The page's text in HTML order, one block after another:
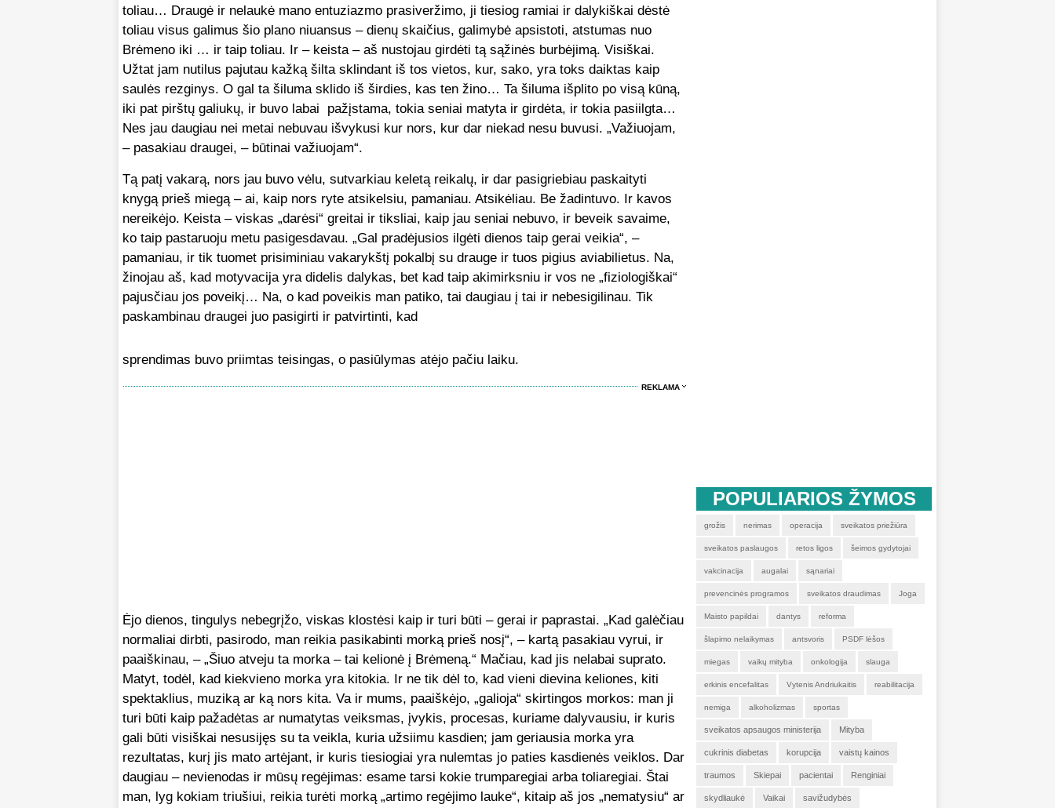
toliau… Draugė ir nelaukė mano entuziazmo prasiveržimo, ji tiesiog ramiai ir dalykiškai dėstė
toliau visus galimus šio plano niuansus – dienų skaičius, galimybė apsistoti, atstumas nuo
Brėmeno iki … ir taip toliau. Ir – keista – aš nustojau girdėti tą sąžinės burbėjimą. Visiškai.
Užtat jam nutilus pajutau kažką šilta sklindant iš tos vietos, kur, sako, yra toks daiktas kaip
saulės rezginys. O gal ta šiluma sklido iš širdies, kas ten žino… Ta šiluma išplito po visą kūną,
iki pat pirštų galiukų, ir buvo labai pažįstama, tokia seniai matyta ir girdėta, ir tokia pasiilgta…
Nes jau daugiau nei metai nebuvau išvykusi kur nors, kur dar niekad nesu buvusi. „Važiuojam,
– pasakiau draugei, – būtinai važiuojam“.
Tą patį vakarą, nors jau buvo vėlu, sutvarkiau keletą reikalų, ir dar pasigriebiau paskaityti
knygą prieš miegą – ai, kaip nors ryte atsikelsiu, pamaniau. Atsikėliau. Be žadintuvo. Ir kavos
nereikėjo. Keista – viskas „darėsi“ greitai ir tiksliai, kaip jau seniai nebuvo, ir beveik savaime,
ko taip pastaruoju metu pasigesdavau. „Gal pradėjusios ilgėti dienos taip gerai veikia“, –
pamaniau, ir tik tuomet prisiminiau vakarykštį pokalbį su drauge ir tuos pigius aviabilietus. Na,
žinojau aš, kad motyvacija yra didelis dalykas, bet kad taip akimirksniu ir vos ne „fiziologiškai“
pajusčiau jos poveikį… Na, o kad poveikis man patiko, tai daugiau į tai ir nebesigilinau. Tik
paskambinau draugei juo pasigirti ir patvirtinti, kad
sprendimas buvo priimtas teisingas, o pasiūlymas atėjo pačiu laiku.
REKLAMA
Ėjo dienos, tingulys nebegrįžo, viskas klostėsi kaip ir turi būti – gerai ir paprastai. „Kad galėčiau
normaliai dirbti, pasirodo, man reikia pasikabinti morką prieš nosį“, – kartą pasakiau vyrui, ir
paaiškinau, – „Šiuo atveju ta morka – tai kelionė į Brėmeną.“ Mačiau, kad jis nelabai suprato.
Matyt, todėl, kad kiekvieno morka yra kitokia. Ir ne tik dėl to, kad vieni dievina keliones, kiti
spektaklius, muziką ar ką nors kita. Va ir mums, paaiškėjo, „galioja“ skirtingos morkos: man ji
turi būti kaip pažadėtas ar numatytas veiksmas, įvykis, procesas, kuriame dalyvausiu, ir kuris
gali būti visiškai nesusijęs su ta veikla, kuria užsiimu kasdien; jam geriausia morka yra
rezultatas, kurį jis mato artėjant, ir kuris tiesiogiai yra nulemtas jo paties kasdienės veiklos. Dar
daugiau – nevienodas ir mūsų regėjimas: esame tarsi kokie trumparegiai arba toliaregiai. Štai
man, lyg kokiam triušiui, reikia turėti morką „artimo regėjimo lauke“, kitaip aš jos „nematysiu“ ar
POPULIARIOS ŽYMOS
grožis nerimas operacija sveikatos priežiūra
sveikatos paslaugos retos ligos šeimos gydytojai
vakcinacija augalai sąnariai
prevencinės programos sveikatos draudimas Joga
Maisto papildai dantys reforma
šlapimo nelaikymas antsvoris PSDF lėšos
miegas vaikų mityba onkologija slauga
erkinis encefalitas Vytenis Andriukaitis reabilitacija
nemiga alkoholizmas sportas
sveikatos apsaugos ministerija Mityba
cukrinis diabetas korupcija vaistų kainos
traumos Skiepai pacientai Renginiai
skydliaukė Vaikai savižudybės